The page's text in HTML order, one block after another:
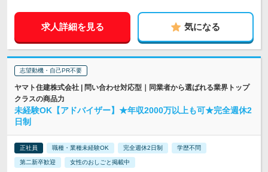
求人詳細を見る 気になる
志望動機・自己PR不要
ヤマト住建株式会社 | 問い合わせ対応型｜同業者から選ばれる業界トップ
クラスの商品力
未経験OK【アドバイザー】★年収2000万以上も可★完全週休2
日制
正社員 職種・業種未経験OK 完全週休2日制 学歴不問
第二新卒歓迎 女性のおしごと掲載中